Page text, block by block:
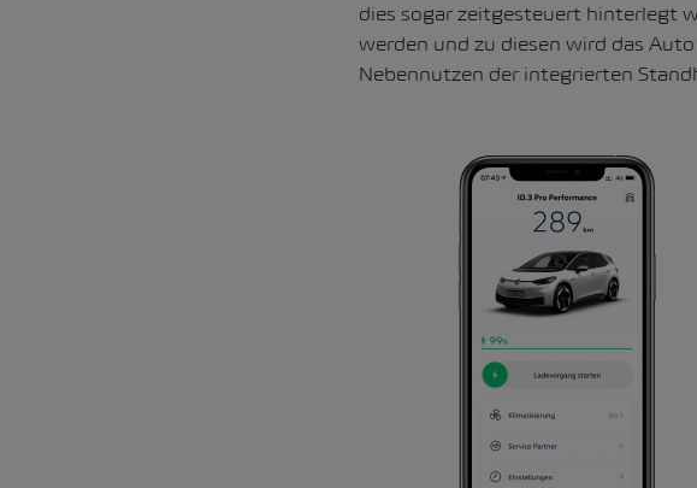
dies sogar zeitgesteuert hinterlegt
werden und zu diesen wird das
Nebennutzen der integrierten